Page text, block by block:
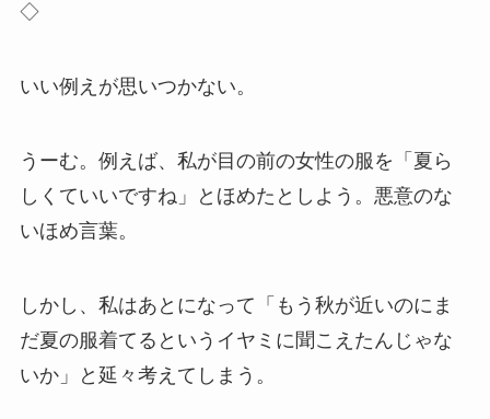
◇
いい例えが思いつかない。
うーむ。例えば、私が目の前の女性の服を「夏ら
しくていいですね」とほめたとしよう。悪意のな
いほめ言葉。
しかし、私はあとになって「もう秋が近いのにま
だ夏の服着てるというイヤミに聞こえたんじゃな
いか」と延々考えてしまう。